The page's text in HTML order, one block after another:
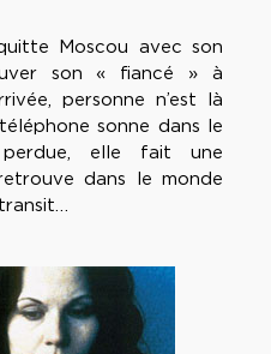
Moscou avec son
son « fiancé » à
personne n’est là
sonne dans le
elle fait une
dans le monde